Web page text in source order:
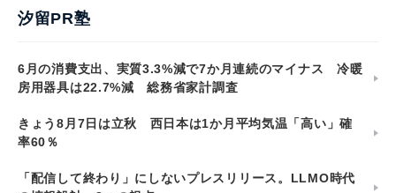
汐留PR塾
6月の消費支出、実質3.3%減で7か月連続のマイナス 冷暖
房用器具は22.7%減 総務省家計調査
きょう8月7日は立秋 西日本は1か月平均気温「高い」確
率60％
「配信して終わり」にしないプレスリリース。LLMO時代